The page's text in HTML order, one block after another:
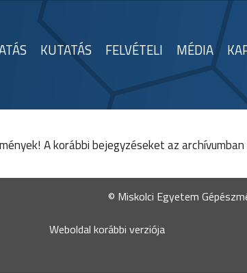
KUTATÁS FELVÉTELI MÉDIA
A korábbi bejegyzéseket azarchívumban
© Miskolci Egyetem
Weboldal korábbi verziója